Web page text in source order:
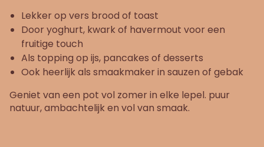
Lekker op vers brood of toast
Door yoghurt, kwark of havermout voor een
fruitige touch
Als topping op ijs, pancakes of desserts
Ook heerlijk als smaakmaker in sauzen of gebak
Geniet van een pot vol zomer in elke lepel. puur
natuur, ambachtelijk en vol van smaak.